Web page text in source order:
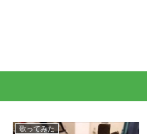
歌ってみた